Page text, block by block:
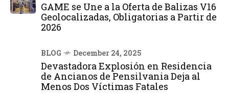
GAME se Une a la Oferta de Balizas V16
Geolocalizadas, Obligatorias a Partir de
2026
BLOG December 24, 2025
Devastadora Explosión en Residencia
de Ancianos de Pensilvania Deja al
Menos Dos Víctimas Fatales